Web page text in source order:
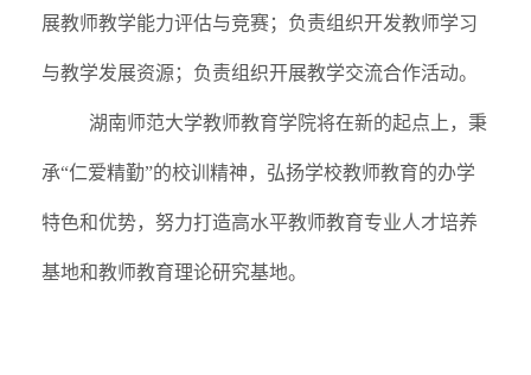
展教师教学能力评估与竞赛；负责组织开发教师学习
与教学发展资源；负责组织开展教学交流合作活动。
湖南师范大学教师教育学院将在新的起点上，秉
承“仁爱精勤”的校训精神，弘扬学校教师教育的办学
特色和优势，努力打造高水平教师教育专业人才培养
基地和教师教育理论研究基地。